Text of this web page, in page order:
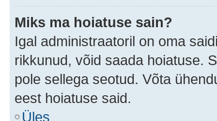
Miks ma hoiatuse sain?
Igal administraatoril on oma
rikkunud, võid saada hoiatuse.
pole sellega seotud. Võta
eest hoiatuse said.
Üles